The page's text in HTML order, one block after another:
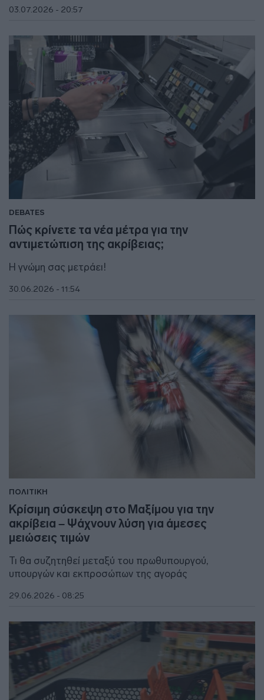
03.07.2026 - 20:57
DEBATES
Πώς κρίνετε τα νέα μέτρα για την
αντιμετώπιση της ακρίβειας;
Η γνώμη σας μετράει!
30.06.2026 - 11:54
ΠΟΛΙΤΙΚΗ
Κρίσιμη σύσκεψη στο Μαξίμου για την
ακρίβεια – Ψάχνουν λύση για άμεσες
μειώσεις τιμών
Τι θα συζητηθεί μεταξύ του πρωθυπουργού,
υπουργών και εκπροσώπων της αγοράς
29.06.2026 - 08:25